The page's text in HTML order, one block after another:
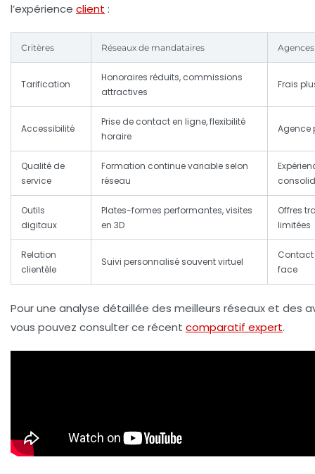
l’expérience client :
Critères Réseaux de mandataires
Tarification
Honoraires réduits, commissions
attractives
Frais
Accessibilité
Prise de contact en ligne, flexibilité
horaire
Agence
Qualité de
service
Formation continue variable selon
réseau
Outils
digitaux
Plates-formes performantes, visites
en 3D
Offres
limitées
Relation
clientèle
Suivi personnalisé souvent virtuel
face
Pour une analyse détaillée des meilleurs réseaux et des
vous pouvez consulter ce récent comparatif expert.